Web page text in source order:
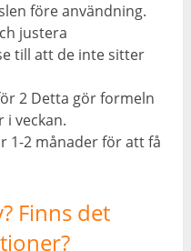
före användning.
justera
till att de inte sitter
2 Detta gör formeln
i veckan.
1-2 månader för att få
Finns det